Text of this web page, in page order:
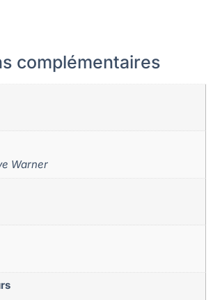
complémentaires
Warner